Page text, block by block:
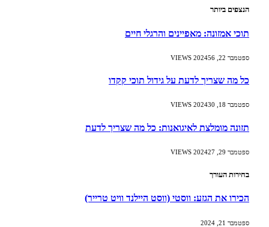
הנצפים ביותר
תוכי אמזונה: מאפיינים והרגלי חיים
ספטמבר 22, 2024 56
VIEWS
כל מה שצריך לדעת על גידול תוכי קקדו
ספטמבר 18, 2024 30
VIEWS
תזונה מומלצת לאיגואנות: כל מה שצריך לדעת
ספטמבר 29, 2024 27
VIEWS
בחירות העורך
הכירו את הגזע: ווסטי (ווסט היילנד וויט טרייר)
ספטמבר 21, 2024